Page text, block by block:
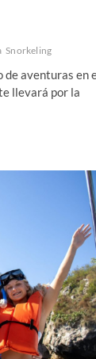
Snorkeling
aventuras en
llevará por la